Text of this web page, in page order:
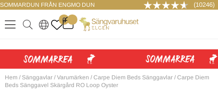
SOMMARDUN FRÅN ENGMO DUN (10246)
.
0
. ..
LOGGA IN
Hem / Sänggavlar / Varumärken / Carpe Diem Beds Sänggavlar / Carpe Diem
Beds Sänggavel Skärgård RO Loop Oyster